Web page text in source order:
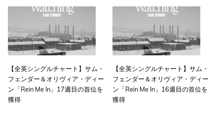
【全英シングルチャート】サム・
フェンダー＆オリヴィア・ディー
ン「Rein Me In」17週目の首位を
獲得
【全英シングルチャート】サム・
フェンダー＆オリヴィア・ディー
ン「Rein Me In」16週目の首位を
獲得